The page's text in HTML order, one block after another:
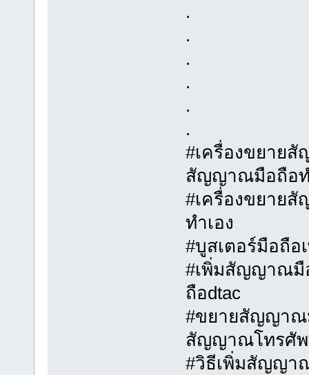
.
.
.
.
.
.
#เครื่องขยาย
สัญญาณมือถือทํ
#เครื่องขยาย
ทําเอง
#บูสเตอร์มือถื
#เพิ่มสัญญาณมื
ถือdtac
#ขยายสัญญาณ
สัญญาณโทรศั
#วิธีเพิ่มสัญญ